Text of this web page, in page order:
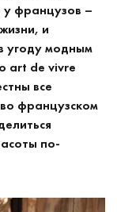
у французов –
и
угоду модным
art de vivre
все
французском
по-